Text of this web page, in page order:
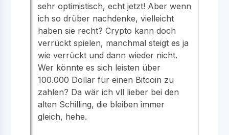
sehr optimistisch, echt jetzt! Aber wenn
ich so drüber nachdenke, vielleicht
haben sie recht? Crypto kann doch
verrückt spielen, manchmal steigt es ja
wie verrückt und dann wieder nicht.
Wer könnte es sich leisten über
100.000 Dollar für einen Bitcoin zu
zahlen? Da wär ich vll lieber bei den
alten Schilling, die bleiben immer
gleich, hehe.